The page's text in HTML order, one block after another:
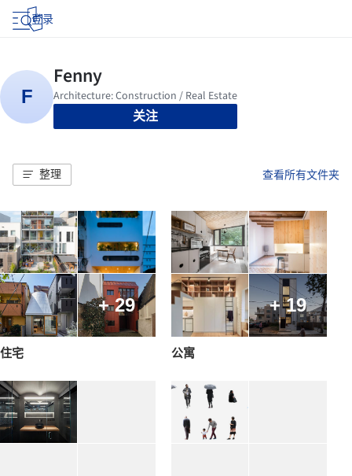
登录
关注
整理 查看所有文件夹
+ 29
住宅
+ 19
公寓